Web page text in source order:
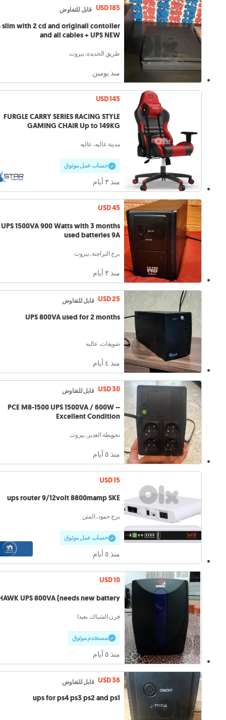
USD 185 قابل للتفاوض
slim with 2 cd and originall contoller
and all cables + UPS NEW
طريق الجديدة, بيروت
منذ يومين
USD 145
FURGLE CARRY SERIES RACING STYLE
GAMING CHAIR Up to 149KG
مدينة عاليه, عاليه
حساب عمل موثوق
منذ ٣ أيام
USD 45
1500VA 900 Watts with 3 months
used batteries 9A
برج البراجنة, بيروت
منذ ٣ أيام
USD 25 قابل للتفاوض
UPS 800VA used for 2 months
شويفات, عاليه
منذ ٤ أيام
USD 30 قابل للتفاوض
PCE M8-1500 UPS 1500VA / 600W –
Excellent Condition
تحويطة الغدير, بيروت
منذ ٥ أيام
USD 15
ups router 9/12volt 8800mamp SKE
برج حمود, المتن
حساب عمل موثوق
منذ ٥ أيام
USD 10
UPS 800VA (needs new battery)
فرن الشباك, بعبدا
مستخدم موثوق
منذ ٥ أيام
USD 36 قابل للتفاوض
ups for ps4 ps3 ps2 and ps1